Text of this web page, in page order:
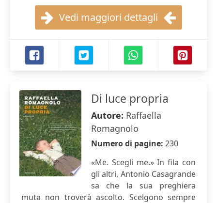
Vedi maggiori dettagli
Di luce propria
Autore: Raffaella
Romagnolo
Numero di pagine: 230
«Me. Scegli me.» In fila con
gli altri, Antonio Casagrande
sa che la sua preghiera
muta non troverà ascolto. Scelgono sempre